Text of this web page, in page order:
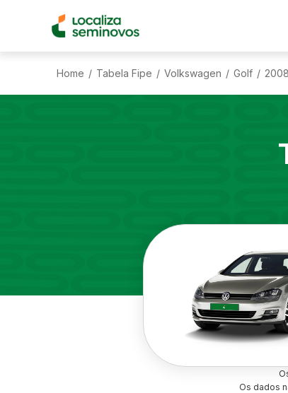
Home / Tabela Fipe / Volkswagen / Golf / 2008
Os dados